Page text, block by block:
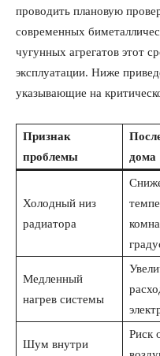
проводить плановую
современных
чугунных агрегатов этот
эксплуатации. Ниже
указывающие на
Признак
проблемы
дома
Холодный низ
радиатора
Медленный
нагрев системы
Шум внутри
Риск